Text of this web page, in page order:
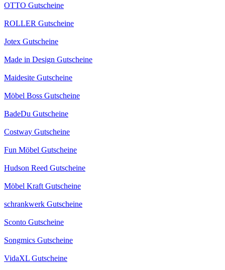
OTTO Gutscheine
ROLLER Gutscheine
Jotex Gutscheine
Made in Design Gutscheine
Maidesite Gutscheine
Möbel Boss Gutscheine
BadeDu Gutscheine
Costway Gutscheine
Fun Möbel Gutscheine
Hudson Reed Gutscheine
Möbel Kraft Gutscheine
schrankwerk Gutscheine
Sconto Gutscheine
Songmics Gutscheine
VidaXL Gutscheine